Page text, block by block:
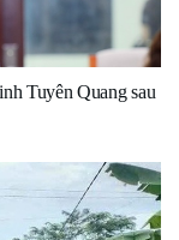
Tuyên Quang sau